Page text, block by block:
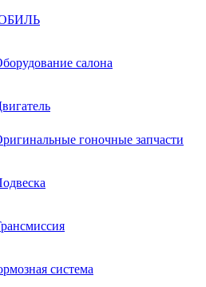
салона
гоночные запчасти
система